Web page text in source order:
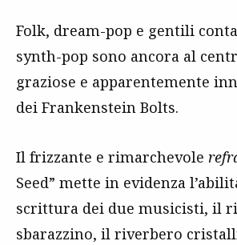
Folk, dream-pop e gentili
synth-pop sono ancora al
graziose e apparentemente
dei Frankenstein Bolts.
Il frizzante e rimarchevole
Seed” mette in evidenza
scrittura dei due musicisti, il
sbarazzino, il riverbero